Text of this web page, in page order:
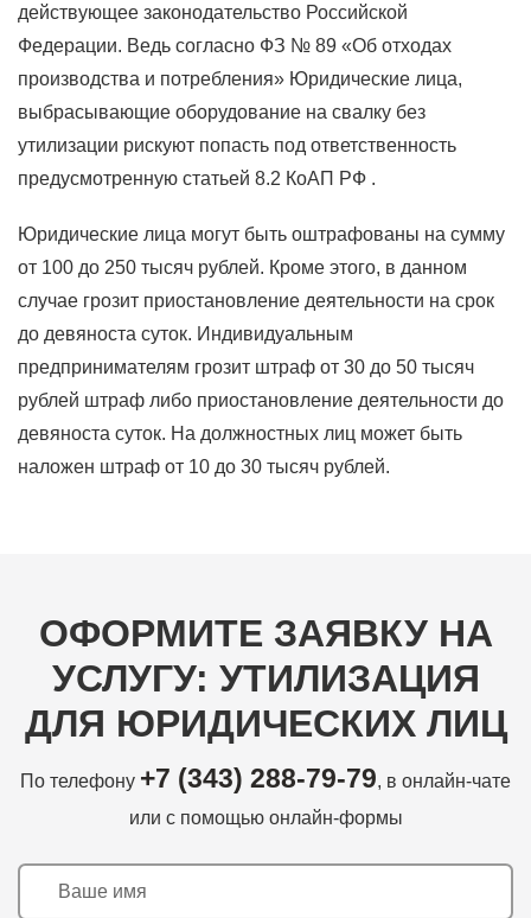
действующее законодательство Российской
Федерации. Ведь согласно ФЗ № 89 «Об отходах
производства и потребления» Юридические лица,
выбрасывающие оборудование на свалку без
утилизации рискуют попасть под ответственность
предусмотренную статьей 8.2 КоАП РФ .
Юридические лица могут быть оштрафованы на сумму
от 100 до 250 тысяч рублей. Кроме этого, в данном
случае грозит приостановление деятельности на срок
до девяноста суток. Индивидуальным
предпринимателям грозит штраф от 30 до 50 тысяч
рублей штраф либо приостановление деятельности до
девяноста суток. На должностных лиц может быть
наложен штраф от 10 до 30 тысяч рублей.
ОФОРМИТЕ ЗАЯВКУ НА
УСЛУГУ: УТИЛИЗАЦИЯ
ДЛЯ ЮРИДИЧЕСКИХ ЛИЦ
По телефону +7 (343) 288-79-79, в онлайн-чате
или с помощью онлайн-формы